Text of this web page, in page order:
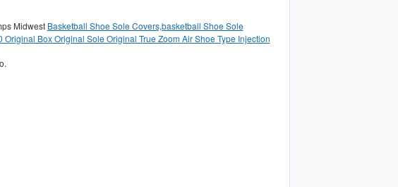
Midwest Basketball Shoe Sole Covers,basketball Shoe Sole
Box Original Sole Original True Zoom Air Shoe Type Injection